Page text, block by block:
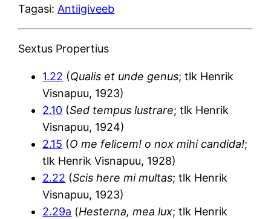
Tagasi: Antiigiveeb
Sextus Propertius
1.22 (Qualis et unde genus; tlk Henrik
Visnapuu, 1923)
2.10 (Sed tempus lustrare; tlk Henrik
Visnapuu, 1924)
2.15 (O me felicem! o nox mihi candida!;
tlk Henrik Visnapuu, 1928)
2.22 (Scis here mi multas; tlk Henrik
Visnapuu, 1923)
2.29a (Hesterna, mea lux; tlk Henrik